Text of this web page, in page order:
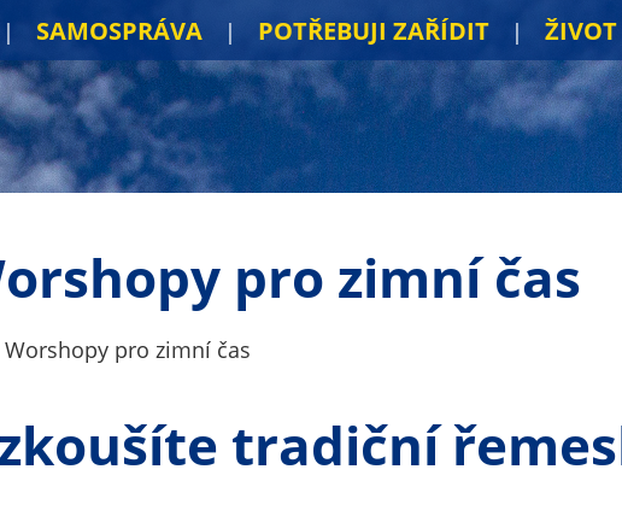
SAMOSPRÁVA POTŘEBUJI ZAŘÍDIT ŽIVOT
pro zimní čas
Worshopy pro zimní čas
tradiční